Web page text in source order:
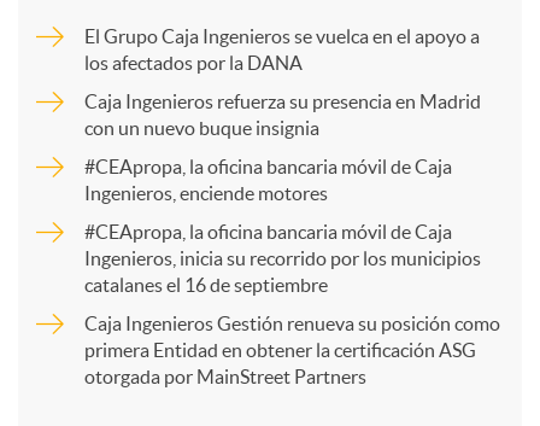
p
a
r
t
El Grupo Caja Ingenieros se vuelca en el apoyo a
los afectados por la DANA
Caja Ingenieros refuerza su presencia en Madrid
con un nuevo buque insignia
#CEApropa, la oficina bancaria móvil de Caja
Ingenieros, enciende motores
#CEApropa, la oficina bancaria móvil de Caja
Ingenieros, inicia su recorrido por los municipios
catalanes el 16 de septiembre
Caja Ingenieros Gestión renueva su posición como
primera Entidad en obtener la certificación ASG
otorgada por MainStreet Partners